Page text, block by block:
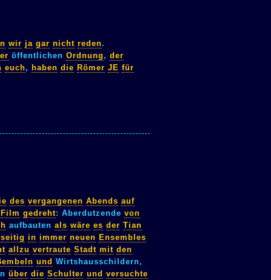
wir ja gar nicht reden.
öffentlichen Ordnung , der
euch, haben die Römer JE für
des vergangenen Abends auf
Film gedreht: Aberdutzende von
aufbauten als wäre es der Tian
in immer neuen Ensembles
allzu vertraute Stadt mit den
und Wirtshausschildern,
über die Schulter und versuchte